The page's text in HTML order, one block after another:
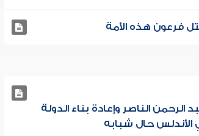
الرحمن الناصر وإعادة بناء الدولة
الأندلس حال شبابه